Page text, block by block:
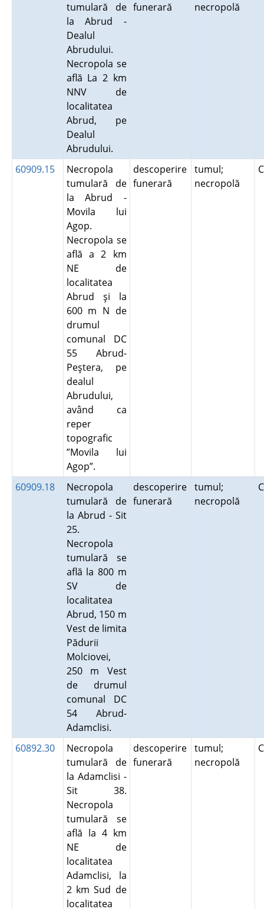
tumulară de
la Abrud -
Dealul
Abrudului.
Necropola se
află La 2 km
NNV de
localitatea
Abrud, pe
Dealul
Abrudului.
funerară
necropolă
60909.15
Necropola
tumulară de
la Abrud -
Movila lui
Agop.
Necropola se
află a 2 km
NE de
localitatea
Abrud şi la
600 m N de
drumul
comunal DC
55 Abrud-
Peştera, pe
dealul
Abrudului,
având ca
reper
topografic
”Movila lui
Agop”.
descoperire
funerară
tumul;
necropolă
60909.18
Necropola
tumulară de
la Abrud - Sit
25.
Necropola
tumulară se
află la 800 m
SV de
localitatea
Abrud, 150 m
Vest de limita
Pădurii
Molciovei,
250 m Vest
de drumul
comunal DC
54 Abrud-
Adamclisi.
descoperire
funerară
tumul;
necropolă
60892.30
Necropola
tumulară de
la Adamclisi -
Sit 38.
Necropola
tumulară se
află la 4 km
NE de
localitatea
Adamclisi, la
2 km Sud de
localitatea
descoperire
funerară
tumul;
necropolă